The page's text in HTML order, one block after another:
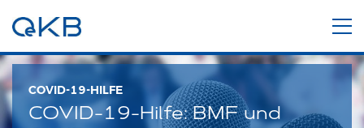
COVID-19-HILFE
COVID-19-Hilfe: BMF und